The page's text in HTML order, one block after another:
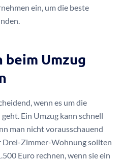
ein, um die beste
Umzug
wenn es um die
Ein Umzug kann schnell
man nicht vorausschauend
Drei-Zimmer-Wohnung sollten
Euro rechnen, wenn sie ein